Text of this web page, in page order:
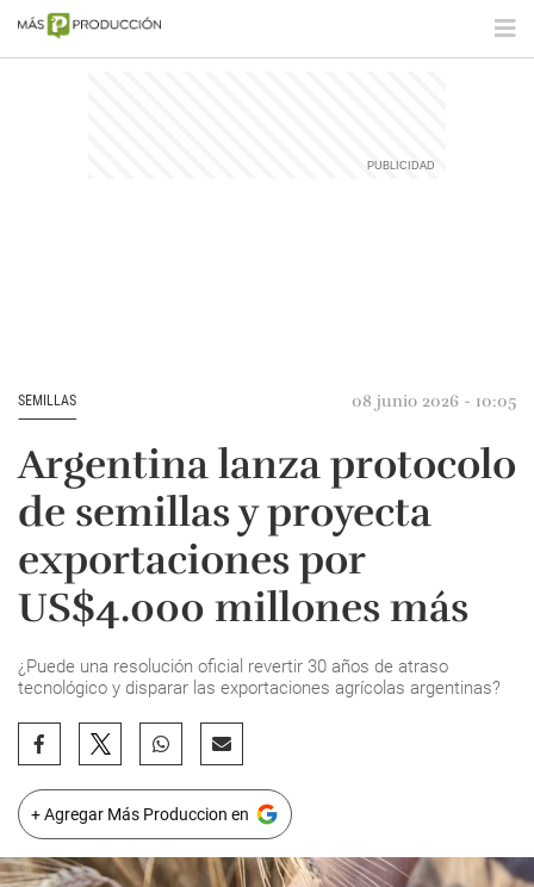
SEMILLAS 08 junio 2026 - 10:05
Argentina lanza protocolo
de semillas y proyecta
exportaciones por
US$4.000 millones más
¿Puede una resolución oficial revertir 30 años de atraso
tecnológico y disparar las exportaciones agrícolas argentinas?
+ Agregar Más Produccion en